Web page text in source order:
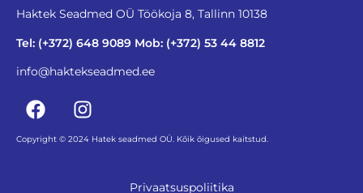
Haktek Seadmed OÜ Töökoja 8, Tallinn 10138
Tel: (+372) 648 9089 Mob: (+372) 53 44 8812
info@haktekseadmed.ee
Copyright © 2024 Hatek seadmed OÜ. Kõik õigused kaitstud.
Privaatsuspoliitika